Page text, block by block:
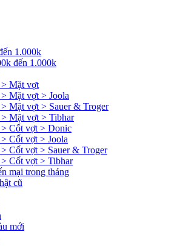
1.000k
đến 1.000k
Mặt vợt
Mặt vợt > Joola
Mặt vợt > Sauer & Troger
Mặt vợt > Tibhar
Cốt vợt > Donic
Cốt vợt > Joola
Cốt vợt > Sauer & Troger
Cốt vợt > Tibhar
mại trong tháng
cũ
mới